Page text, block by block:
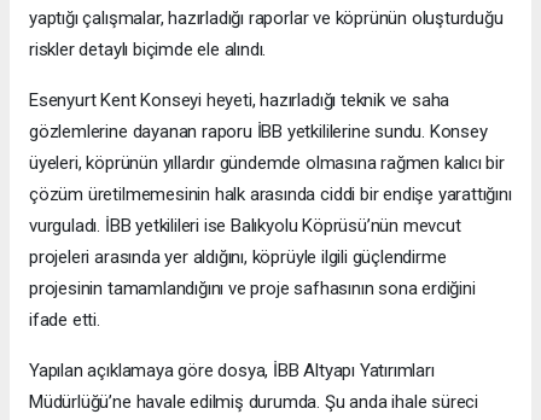
yaptığı çalışmalar, hazırladığı raporlar ve köprünün oluşturduğu
riskler detaylı biçimde ele alındı.
Esenyurt Kent Konseyi heyeti, hazırladığı teknik ve saha
gözlemlerine dayanan raporu İBB yetkililerine sundu. Konsey
üyeleri, köprünün yıllardır gündemde olmasına rağmen kalıcı bir
çözüm üretilmemesinin halk arasında ciddi bir endişe yarattığını
vurguladı. İBB yetkilileri ise Balıkyolu Köprüsü’nün mevcut
projeleri arasında yer aldığını, köprüyle ilgili güçlendirme
projesinin tamamlandığını ve proje safhasının sona erdiğini
ifade etti.
Yapılan açıklamaya göre dosya, İBB Altyapı Yatırımları
Müdürlüğü’ne havale edilmiş durumda. Şu anda ihale süreci